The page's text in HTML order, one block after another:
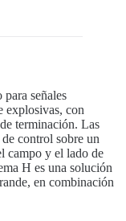
señales
explosivas, con
terminación. Las
control sobre un
campo y el lado de
H es una solución
en combinación